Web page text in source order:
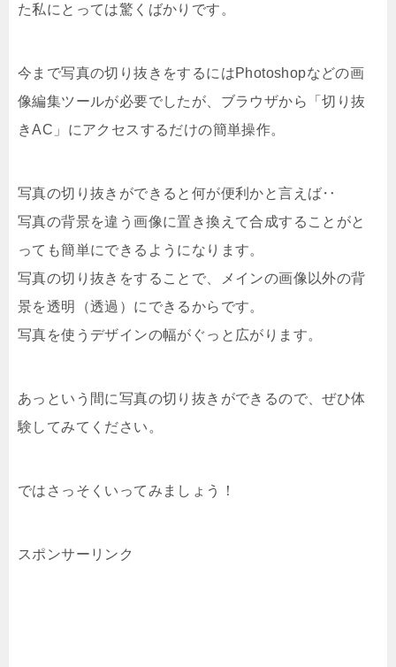
た私にとっては驚くばかりです。
今まで写真の切り抜きをするにはPhotoshopなどの画
像編集ツールが必要でしたが、ブラウザから「切り抜
きAC」にアクセスするだけの簡単操作。
写真の切り抜きができると何が便利かと言えば‥
写真の背景を違う画像に置き換えて合成することがと
っても簡単にできるようになります。
写真の切り抜きをすることで、メインの画像以外の背
景を透明（透過）にできるからです。
写真を使うデザインの幅がぐっと広がります。
あっという間に写真の切り抜きができるので、ぜひ体
験してみてください。
ではさっそくいってみましょう！
スポンサーリンク